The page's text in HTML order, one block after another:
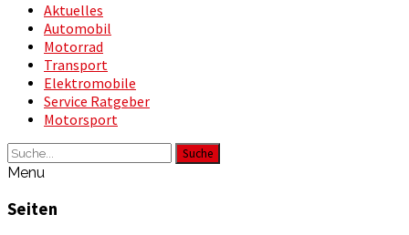
Aktuelles
Automobil
Motorrad
Transport
Elektromobile
Service Ratgeber
Motorsport
Suche
Menu
Seiten